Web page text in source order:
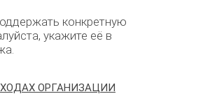
конкретную
укажите её в
ОРГАНИЗАЦИИ